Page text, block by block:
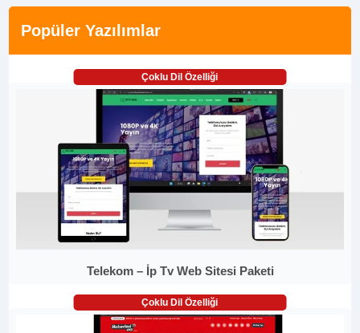
Popüler Yazılımlar
Çoklu Dil Özelliği
Telekom – İp Tv Web Sitesi Paketi
Çoklu Dil Özelliği